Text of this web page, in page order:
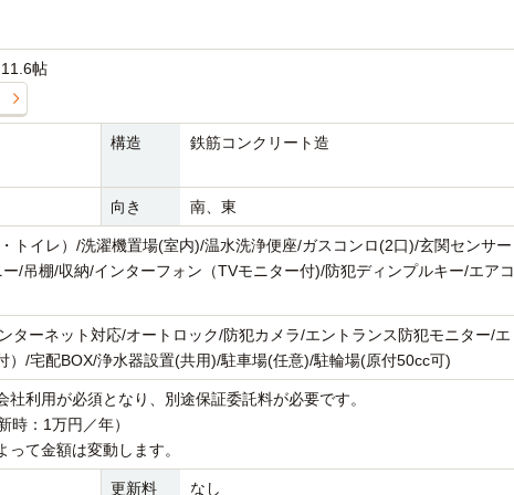
帖
構造 鉄筋コンクリート造
向き 南、東
トイレ）/洗濯機置場(室内)/温水洗浄便座/ガスコンロ(2口)/玄関センサー
/吊棚/収納/インターフォン（TVモニター付)/防犯ディンプルキー/エアコ
ターネット対応/オートロック/防犯カメラ/エントランス防犯モニター/エ
）/宅配BOX/浄水器設置(共用)/駐車場(任意)/駐輪場(原付50cc可)
利用が必須となり、別途保証委託料が必要です。
時：1万円／年）
て金額は変動します。
更新料 なし